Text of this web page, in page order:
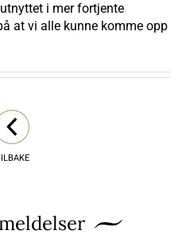
i mer fortjente
at vi alle kunne komme opp